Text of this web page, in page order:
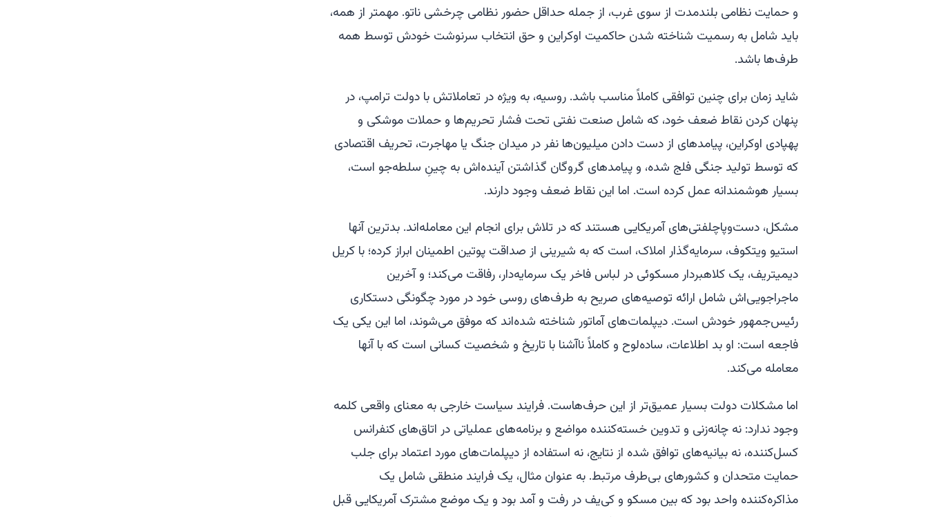
و حمایت نظامی بلندمدت از سوی غرب، از جمله حداقل حضور نظامی چرخشی ناتو. مهمتر از همه،
باید شامل به رسمیت شناخته شدن حاکمیت اوکراین و حق انتخاب سرنوشت خودش توسط همه
طرف‌ها باشد.
شاید زمان برای چنین توافقی کاملاً مناسب باشد. روسیه، به ویژه در تعاملاتش با دولت ترامپ، در
پنهان کردن نقاط ضعف خود، که شامل صنعت نفتی تحت فشار تحریم‌ها و حملات موشکی و
پهپادی اوکراین، پیامدهای از دست دادن میلیون‌ها نفر در میدان جنگ یا مهاجرت، تحریف اقتصادی
که توسط تولید جنگی فلج شده، و پیامدهای گروگان گذاشتن آینده‌اش به چینِ سلطه‌جو است،
بسیار هوشمندانه عمل کرده است. اما این نقاط ضعف وجود دارند.
مشکل، دست‌وپاچلفتی‌های آمریکایی هستند که در تلاش برای انجام این معامله‌اند. بدترین آنها
استیو ویتکوف، سرمایه‌گذار املاک، است که به شیرینی از صداقت پوتین اطمینان ابراز کرده؛ با کریل
دیمیتریف، یک کلاهبردار مسکوئی در لباس فاخر یک سرمایه‌دار، رفاقت می‌کند؛ و آخرین
ماجراجویی‌اش شامل ارائه توصیه‌های صریح به طرف‌های روسی خود در مورد چگونگی دستکاری
رئیس‌جمهور خودش است. دیپلمات‌های آماتور شناخته شده‌اند که موفق می‌شوند، اما این یکی یک
فاجعه است: او بد اطلاعات، ساده‌لوح و کاملاً ناآشنا با تاریخ و شخصیت کسانی است که با آنها
معامله می‌کند.
اما مشکلات دولت بسیار عمیق‌تر از این حرف‌هاست. فرایند سیاست خارجی به معنای واقعی کلمه
وجود ندارد: نه چانه‌زنی و تدوین خسته‌کننده مواضع و برنامه‌های عملیاتی در اتاق‌های کنفرانس
کسل‌کننده، نه بیانیه‌های توافق شده از نتایج، نه استفاده از دیپلمات‌های مورد اعتماد برای جلب
حمایت متحدان و کشورهای بی‌طرف مرتبط. به عنوان مثال، یک فرایند منطقی شامل یک
مذاکره‌کننده واحد بود که بین مسکو و کی‌یف در رفت و آمد بود و یک موضع مشترک آمریکایی قبل